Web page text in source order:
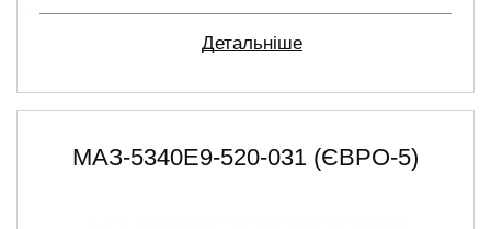
Детальніше
МАЗ-5340Е9-520-031 (ЄВРО-5)